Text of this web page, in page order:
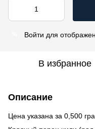
Войти для
В избранное
Описание
Цена указана за 0,500